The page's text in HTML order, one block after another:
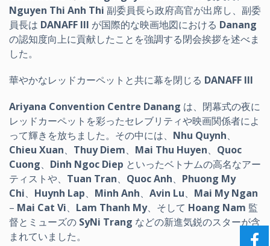
Nguyen Thi Anh Thi 副委員長ら政府高官が出席し、副委
員長は DANAFF III が国際的な映画地図における Danang
の認知度向上に貢献したことを強調する閉会挨拶を述べま
した。
華やかなレッドカーペットと共に幕を閉じる DANAFF III
Ariyana Convention Centre Danang は、閉幕式の夜に
レッドカーペットを彩ったセレブリティや映画関係者によ
って輝きを放ちました。その中には、 Nhu Quynh、
Chieu Xuan、 Thuy Diem、 Mai Thu Huyen、 Quoc
Cuong、 Dinh Ngoc Diep といったベトナムの高名なアー
ティストや、 Tuan Tran、 Quoc Anh、 Phuong My
Chi、 Huynh Lap、 Minh Anh、 Avin Lu、 Mai My Ngan
– Mai Cat Vi、 Lam Thanh My、そして Hoang Nam 監
督とミューズの SyNi Trang などの新進気鋭のスターが含
まれていました。